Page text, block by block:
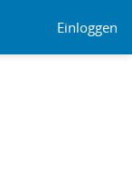
Einloggen